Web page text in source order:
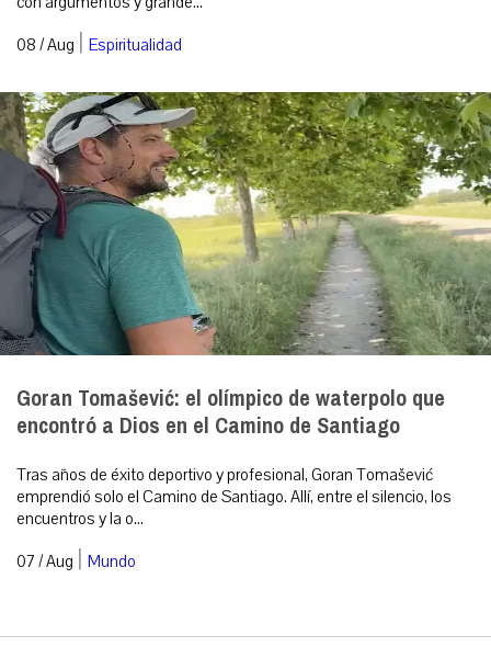
08 / Aug | Espiritualidad
Goran Tomašević: el olímpico de waterpolo que
encontró a Dios en el Camino de Santiago
Tras años de éxito deportivo y profesional, Goran Tomašević
emprendió solo el Camino de Santiago. Allí, entre el silencio, los
encuentros y la o...
07 / Aug | Mundo